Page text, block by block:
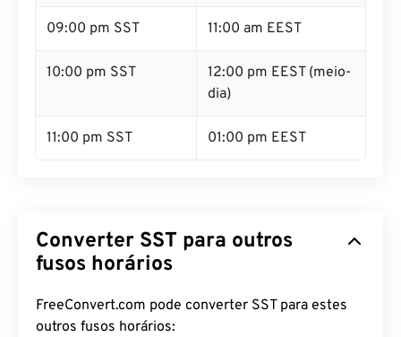
09:00 pm SST 11:00 am EEST
10:00 pm SST
12:00 pm EEST (meio-
dia)
11:00 pm SST 01:00 pm EEST
Converter SST para outros
fusos horários
FreeConvert.com pode converter SST para estes
outros fusos horários: